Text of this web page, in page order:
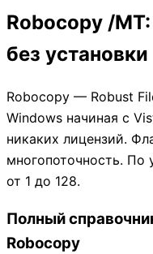
Robocopy /
без установки
Robocopy — Robust
Windows начиная с
никаких лицензий.
многопоточность.
от 1 до 128.
Полный
Robocopy